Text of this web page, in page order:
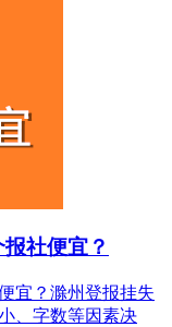
社便宜？
宜？滁州登报挂失
、字数等因素决